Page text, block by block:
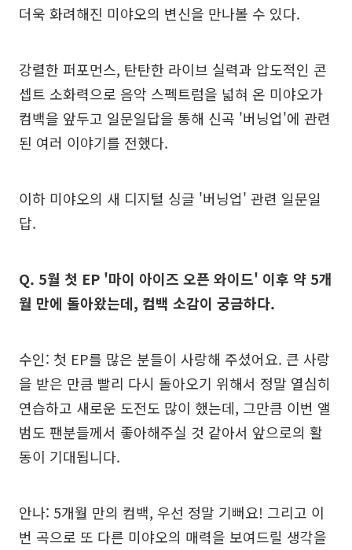
더욱 화려해진 미야오의 변신을 만나볼 수 있다.
강렬한 퍼포먼스, 탄탄한 라이브 실력과 압도적인 콘
셉트 소화력으로 음악 스펙트럼을 넓혀 온 미야오가
컴백을 앞두고 일문일답을 통해 신곡 '버닝업'에 관련
된 여러 이야기를 전했다.
이하 미야오의 새 디지털 싱글 '버닝업' 관련 일문일
답.
Q. 5월 첫 EP '마이 아이즈 오픈 와이드' 이후 약 5개
월 만에 돌아왔는데, 컴백 소감이 궁금하다.
수인: 첫 EP를 많은 분들이 사랑해 주셨어요. 큰 사랑
을 받은 만큼 빨리 다시 돌아오기 위해서 정말 열심히
연습하고 새로운 도전도 많이 했는데, 그만큼 이번 앨
범도 팬분들께서 좋아해주실 것 같아서 앞으로의 활
동이 기대됩니다.
안나: 5개월 만의 컴백, 우선 정말 기뻐요! 그리고 이
번 곡으로 또 다른 미야오의 매력을 보여드릴 생각을